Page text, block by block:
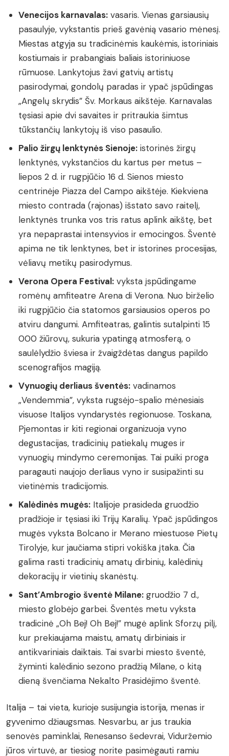
Venecijos karnavalas: vasaris. Vienas garsiausių
pasaulyje, vykstantis prieš gavėnią vasario mėnesį.
Miestas atgyja su tradicinėmis kaukėmis, istoriniais
kostiumais ir prabangiais baliais istoriniuose
rūmuose. Lankytojus žavi gatvių artistų
pasirodymai, gondolų paradas ir ypač įspūdingas
„Angelų skrydis” Šv. Morkaus aikštėje. Karnavalas
tęsiasi apie dvi savaites ir pritraukia šimtus
tūkstančių lankytojų iš viso pasaulio.
Palio žirgų lenktynės Sienoje: istorinės žirgų
lenktynės, vykstančios du kartus per metus –
liepos 2 d. ir rugpjūčio 16 d. Sienos miesto
centrinėje Piazza del Campo aikštėje. Kiekviena
miesto contrada (rajonas) išstato savo raitelį,
lenktynės trunka vos tris ratus aplink aikštę, bet
yra nepaprastai intensyvios ir emocingos. Šventė
apima ne tik lenktynes, bet ir istorines procesijas,
vėliavų metikų pasirodymus.
Verona Opera Festival: vyksta įspūdingame
romėnų amfiteatre Arena di Verona. Nuo birželio
iki rugpjūčio čia statomos garsiausios operos po
atviru dangumi. Amfiteatras, galintis sutalpinti 15
000 žiūrovų, sukuria ypatingą atmosferą, o
saulėlydžio šviesa ir žvaigždėtas dangus papildo
scenografijos magiją.
Vynuogių derliaus šventės: vadinamos
„Vendemmia”, vyksta rugsėjo-spalio mėnesiais
visuose Italijos vyndarystės regionuose. Toskana,
Pjemontas ir kiti regionai organizuoja vyno
degustacijas, tradicinių patiekalų muges ir
vynuogių mindymo ceremonijas. Tai puiki proga
paragauti naujojo derliaus vyno ir susipažinti su
vietinėmis tradicijomis.
Kalėdinės mugės: Italijoje prasideda gruodžio
pradžioje ir tęsiasi iki Trijų Karalių. Ypač įspūdingos
mugės vyksta Bolcano ir Merano miestuose Pietų
Tirolyje, kur jaučiama stipri vokiška įtaka. Čia
galima rasti tradicinių amatų dirbinių, kalėdinių
dekoracijų ir vietinių skanėstų.
Sant’Ambrogio šventė Milane: gruodžio 7 d.,
miesto globėjo garbei. Šventės metu vyksta
tradicinė „Oh Bej! Oh Bej!” mugė aplink Sforzų pilį,
kur prekiaujama maistu, amatų dirbiniais ir
antikvariniais daiktais. Tai svarbi miesto šventė,
žyminti kalėdinio sezono pradžią Milane, o kitą
dieną švenčiama Nekalto Prasidėjimo šventė.
Italija – tai vieta, kurioje susijungia istorija, menas ir
gyvenimo džiaugsmas. Nesvarbu, ar jus traukia
senovės paminklai, Renesanso šedevrai, Viduržemio
jūros virtuvė, ar tiesiog norite pasimėgauti ramiu